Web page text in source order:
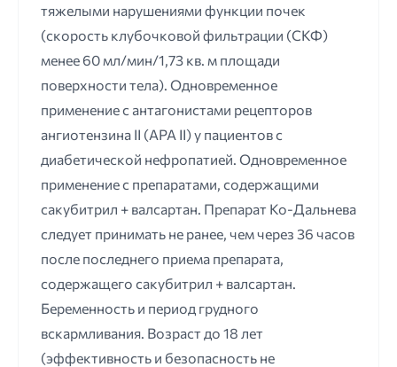
тяжелыми нарушениями функции почек
(скорость клубочковой фильтрации (СКФ)
менее 60 мл/мин/1,73 кв. м площади
поверхности тела). Одновременное
применение с антагонистами рецепторов
ангиотензина II (АРА II) у пациентов с
диабетической нефропатией. Одновременное
применение с препаратами, содержащими
сакубитрил + валсартан. Препарат Ко-Дальнева
следует принимать не ранее, чем через 36 часов
после последнего приема препарата,
содержащего сакубитрил + валсартан.
Беременность и период грудного
вскармливания. Возраст до 18 лет
(эффективность и безопасность не